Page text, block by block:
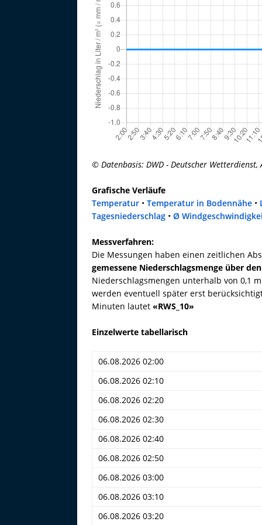
© Datenbasis: DWD - Deutscher Wetterdienst,
Grafische Verläufe
Temperatur • Temperatur in Bodennähe •
Tagesniederschlag • Ø
Messverfahren:
Die Messungen haben einen zeitlichen
gemessene Niederschlagsmenge über
Niederschlagsmengen unterhalb von 0,1
werden eventuell später erst
Minuten lautet «RWS_10»
Einzelwerte tabellarisch
06.08.2026 02:00
06.08.2026 02:10
06.08.2026 02:20
06.08.2026 02:30
06.08.2026 02:40
06.08.2026 02:50
06.08.2026 03:00
06.08.2026 03:10
06.08.2026 03:20